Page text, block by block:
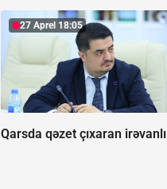
27 Aprel 18:05
Qarsda qəzet çıxaran irəvanlı